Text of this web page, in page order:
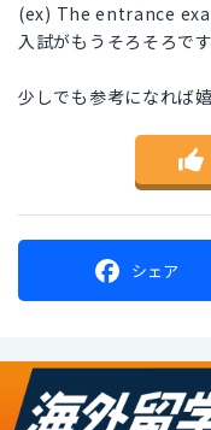
(ex) The entrance
入試がもうそろそろです
少しでも参考になれば
シェア